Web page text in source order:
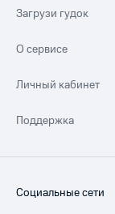
Загрузи гудок
О сервисе
Личный кабинет
Поддержка
Социальные сети